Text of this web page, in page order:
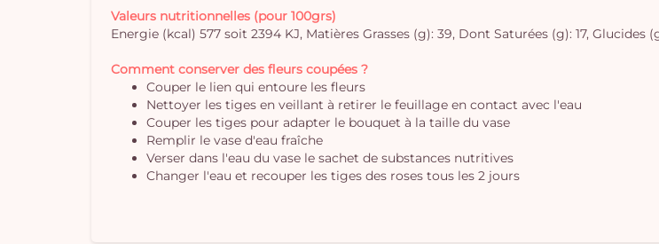
Valeurs nutritionnelles (pour 100grs)
Energie (kcal) 577 soit 2394 KJ, Matières Grasses (g): 39, Dont Saturées (g): 17, Glucides
Comment conserver des fleurs coupées ?
Couper le lien qui entoure les fleurs
Nettoyer les tiges en veillant à retirer le feuillage en contact avec l'eau
Couper les tiges pour adapter le bouquet à la taille du vase
Remplir le vase d'eau fraîche
Verser dans l'eau du vase le sachet de substances nutritives
Changer l'eau et recouper les tiges des roses tous les 2 jours